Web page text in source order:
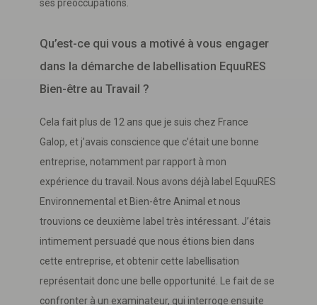
ses préoccupations.
Qu’est-ce qui vous a motivé à vous engager
dans la démarche de labellisation EquuRES
Bien-être au Travail ?
Cela fait plus de 12 ans que je suis chez France
Galop, et j’avais conscience que c’était une bonne
entreprise, notamment par rapport à mon
expérience du travail. Nous avons déjà label EquuRES
Environnemental et Bien-être Animal et nous
trouvions ce deuxième label très intéressant. J’étais
intimement persuadé que nous étions bien dans
cette entreprise, et obtenir cette labellisation
représentait donc une belle opportunité. Le fait de se
confronter à un examinateur, qui interroge ensuite